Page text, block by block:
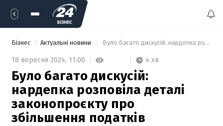
Бізнес Актуальні новини Було багато дискусій: нардепка розповіла деталі законопроєкту про збільшення податків
18 вересня 2024, 11:00 4 хв
Було багато дискусій:
нардепка розповіла деталі
законопроєкту про
збільшення податків